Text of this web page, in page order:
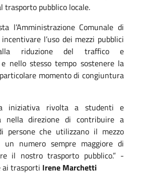
trasporto pubblico locale.
l’Amministrazione Comunale di
l’uso dei mezzi pubblici
riduzione del traffico e
e nello stesso tempo sostenere la
momento di congiuntura
iniziativa rivolta a studenti e
nella direzione di contribuire a
persone che utilizzano il mezzo
numero sempre maggiore di
il nostro trasporto pubblico.” -
ai trasporti Irene Marchetti